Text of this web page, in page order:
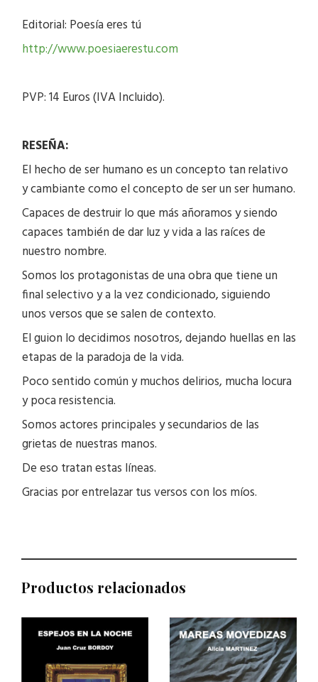
Editorial: Poesía eres tú
http://www.poesiaerestu.com
PVP: 14 Euros (IVA Incluido).
RESEÑA:
El hecho de ser humano es un concepto tan relativo
y cambiante como el concepto de ser un ser humano.
Capaces de destruir lo que más añoramos y siendo
capaces también de dar luz y vida a las raíces de
nuestro nombre.
Somos los protagonistas de una obra que tiene un
final selectivo y a la vez condicionado, siguiendo
unos versos que se salen de contexto.
El guion lo decidimos nosotros, dejando huellas en las
etapas de la paradoja de la vida.
Poco sentido común y muchos delirios, mucha locura
y poca resistencia.
Somos actores principales y secundarios de las
grietas de nuestras manos.
De eso tratan estas líneas.
Gracias por entrelazar tus versos con los míos.
Productos relacionados